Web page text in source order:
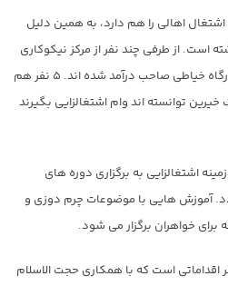
اهالی را هم دارد، به همین دلیل
است. از طرفی چند نفر از مرکز نیکوکاری
وام گرفته اند و حالا با راه اندازی کارگاه خیاطی صاحب درآمد شده اند. ۵ نفر هم
توانسته اند وام اشتغالزایی بگیرند
اشتغالزایی به برگزاری دوره های
آموزش هایی با موضوعات چرم دوزی و
خواهران برگزار می شود.
اقداماتی است که با همکاری حجت الاسلام